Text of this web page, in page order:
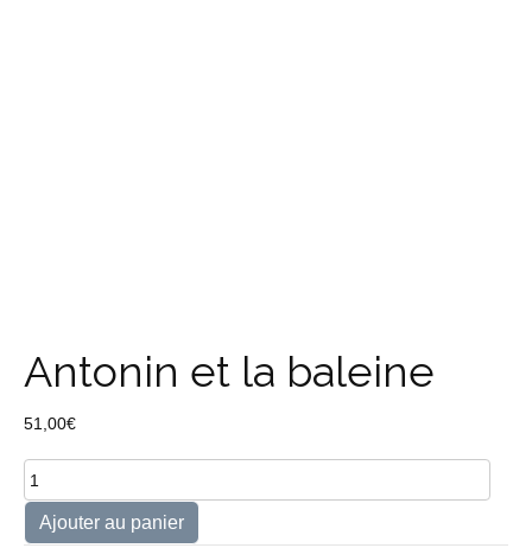
Antonin et la baleine
51,00€
quantité
de
Antonin
et
Ajouter au panier